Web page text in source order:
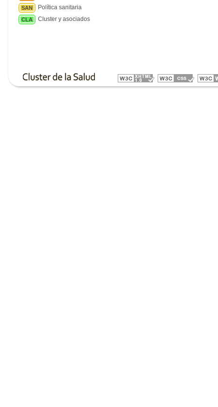
SAN Política sanitaria
CLA Cluster y asociados